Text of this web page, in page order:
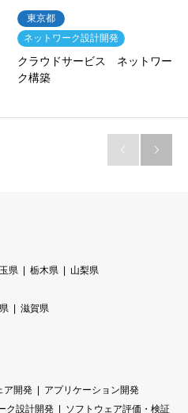
東京都
ネットワーク設計開発
クラウドサービス ネットワー
ク構築
 
県 栃木県
山梨県
滋賀県
ア開発
アプリケーション開発
ク設計開発 ソフトウェア評価・検証